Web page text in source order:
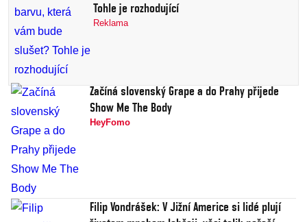
Tohle je rozhodující
Reklama
Začíná slovenský Grape a do Prahy přijede
Show Me The Body
HeyFomo
Filip Vondrášek: V Jižní Americe si lidé plují